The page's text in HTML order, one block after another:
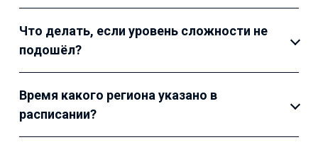
Что делать, если уровень сложности не
подошёл?
Время какого региона указано в
расписании?